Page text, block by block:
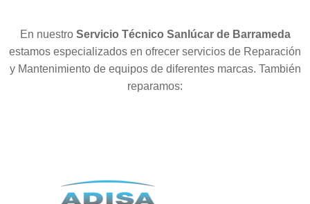
En nuestro Servicio Técnico Sanlúcar de Barrameda
estamos especializados en ofrecer servicios de Reparación
y Mantenimiento de equipos de diferentes marcas. También
reparamos: